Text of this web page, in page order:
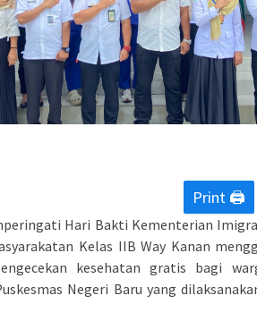
Print 🖨
Hari Bakti Kementerian
Kelas IIB Way Kanan
kesehatan gratis bagi
Negeri Baru yang